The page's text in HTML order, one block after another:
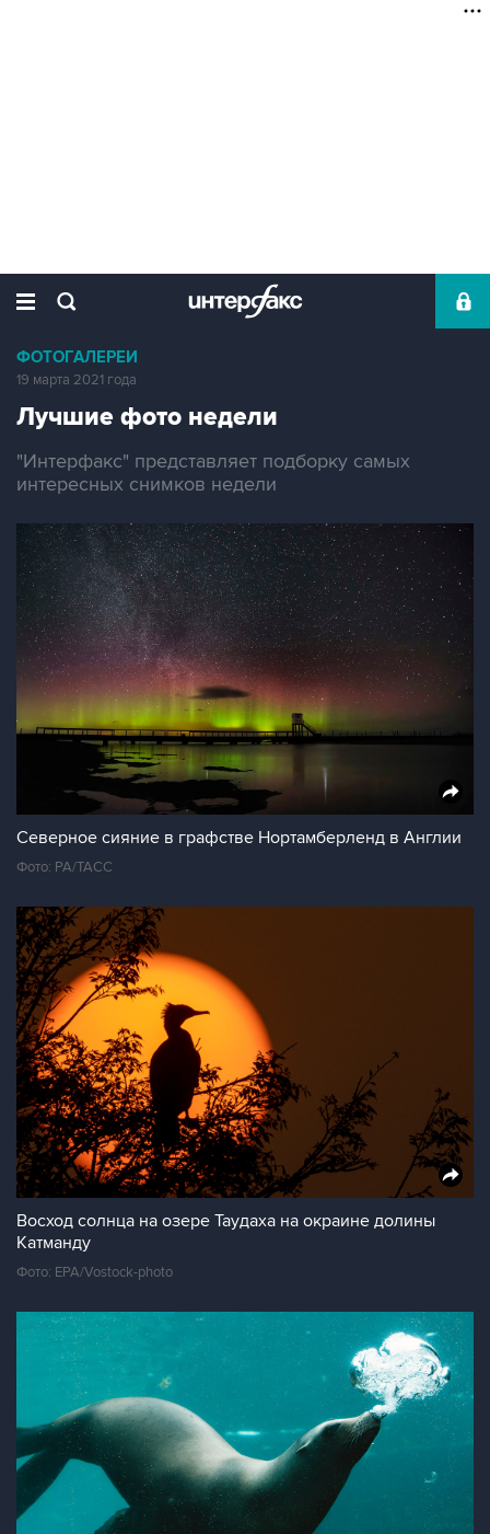
ФОТОГАЛЕРЕИ
19 марта 2021 года
Лучшие фото недели
"Интерфакс" представляет подборку самых
интересных снимков недели
Северное сияние в графстве Нортамберленд в Англии
Фото: PA/ТАСС
Восход солнца на озере Таудаха на окраине долины
Катманду
Фото: EPA/Vostock-photo